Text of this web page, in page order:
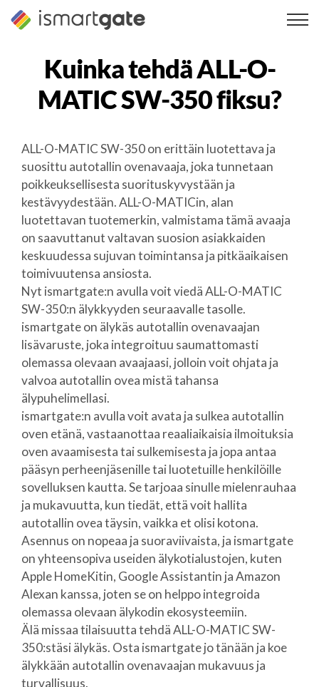
Siirry
sisältöön
Kuinka tehdäALL-O-
MATIC SW-350fiksu?
ALL-O-MATIC SW-350 on erittäin luotettava ja
suosittu autotallin ovenavaaja, joka tunnetaan
poikkeuksellisesta suorituskyvystään ja
kestävyydestään. ALL-O-MATICin, alan
luotettavan tuotemerkin, valmistama tämä avaaja
on saavuttanut valtavan suosion asiakkaiden
keskuudessa sujuvan toimintansa ja pitkäaikaisen
toimivuutensa ansiosta.
Nyt ismartgate:n avulla voit viedä ALL-O-MATIC
SW-350:n älykkyyden seuraavalle tasolle.
ismartgate on älykäs autotallin ovenavaajan
lisävaruste, joka integroituu saumattomasti
olemassa olevaan avaajaasi, jolloin voit ohjata ja
valvoa autotallin ovea mistä tahansa
älypuhelimellasi.
ismartgate:n avulla voit avata ja sulkea autotallin
oven etänä, vastaanottaa reaaliaikaisia ilmoituksia
oven avaamisesta tai sulkemisesta ja jopa antaa
pääsyn perheenjäsenille tai luotetuille henkilöille
sovelluksen kautta. Se tarjoaa sinulle mielenrauhaa
ja mukavuutta, kun tiedät, että voit hallita
autotallin ovea täysin, vaikka et olisi kotona.
Asennus on nopeaa ja suoraviivaista, ja ismartgate
on yhteensopiva useiden älykotialustojen, kuten
Apple HomeKitin, Google Assistantin ja Amazon
Alexan kanssa, joten se on helppo integroida
olemassa olevaan älykodin ekosysteemiin.
Älä missaa tilaisuutta tehdä ALL-O-MATIC SW-
350:stäsi älykäs. Osta ismartgate jo tänään ja koe
älykkään autotallin ovenavaajan mukavuus ja
turvallisuus.